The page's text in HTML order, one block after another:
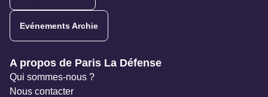
Evénements Archie
Navigation secondaire
A propos de Paris La Défense
Qui sommes-nous ?
Nous contacter